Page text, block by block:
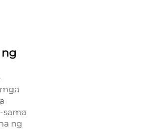
sama
ng